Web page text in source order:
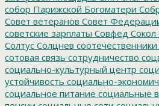
собор Парижской Богоматери
Совет ветеранов Совет
советские зарплаты Совфед Сокол
Солтус Солцнев соотечественники
сотовая связь сотрудничество
социально-культурный центр
устойчивость социально-
социальное питание социальные